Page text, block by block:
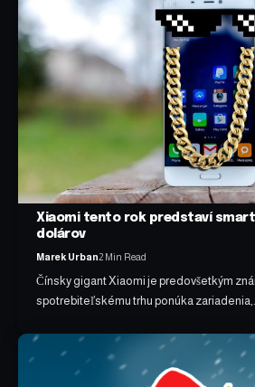
Xiaomi tento rok predstaví
dolárov
Marek Urban2 Min Read
Čínsky gigant Xiaomi je predovšetkým
spotrebiteľskému trhu ponúka zariadenia,…